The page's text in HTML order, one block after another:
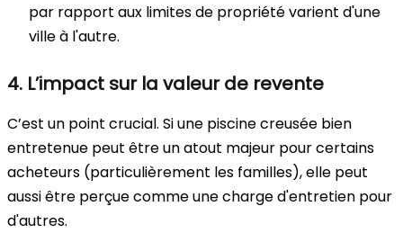
par rapport aux limites de propriété varient d'une
ville à l'autre.
4. L’impact sur la valeur de revente
C’est un point crucial. Si une piscine creusée bien
entretenue peut être un atout majeur pour certains
acheteurs (particulièrement les familles), elle peut
aussi être perçue comme une charge d'entretien pour
d'autres.